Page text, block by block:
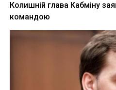
Колишній глава Кабміну
командою